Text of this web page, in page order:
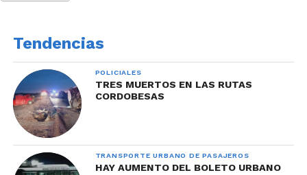
Tendencias
POLICIALES
TRES MUERTOS EN LAS RUTAS
CORDOBESAS
TRANSPORTE URBANO DE PASAJEROS
HAY AUMENTO DEL BOLETO URBANO